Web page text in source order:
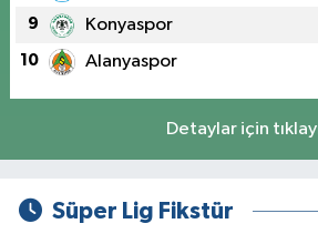
9 Konyaspor
10 Alanyaspor
Detaylar için
Süper Lig Fikstür